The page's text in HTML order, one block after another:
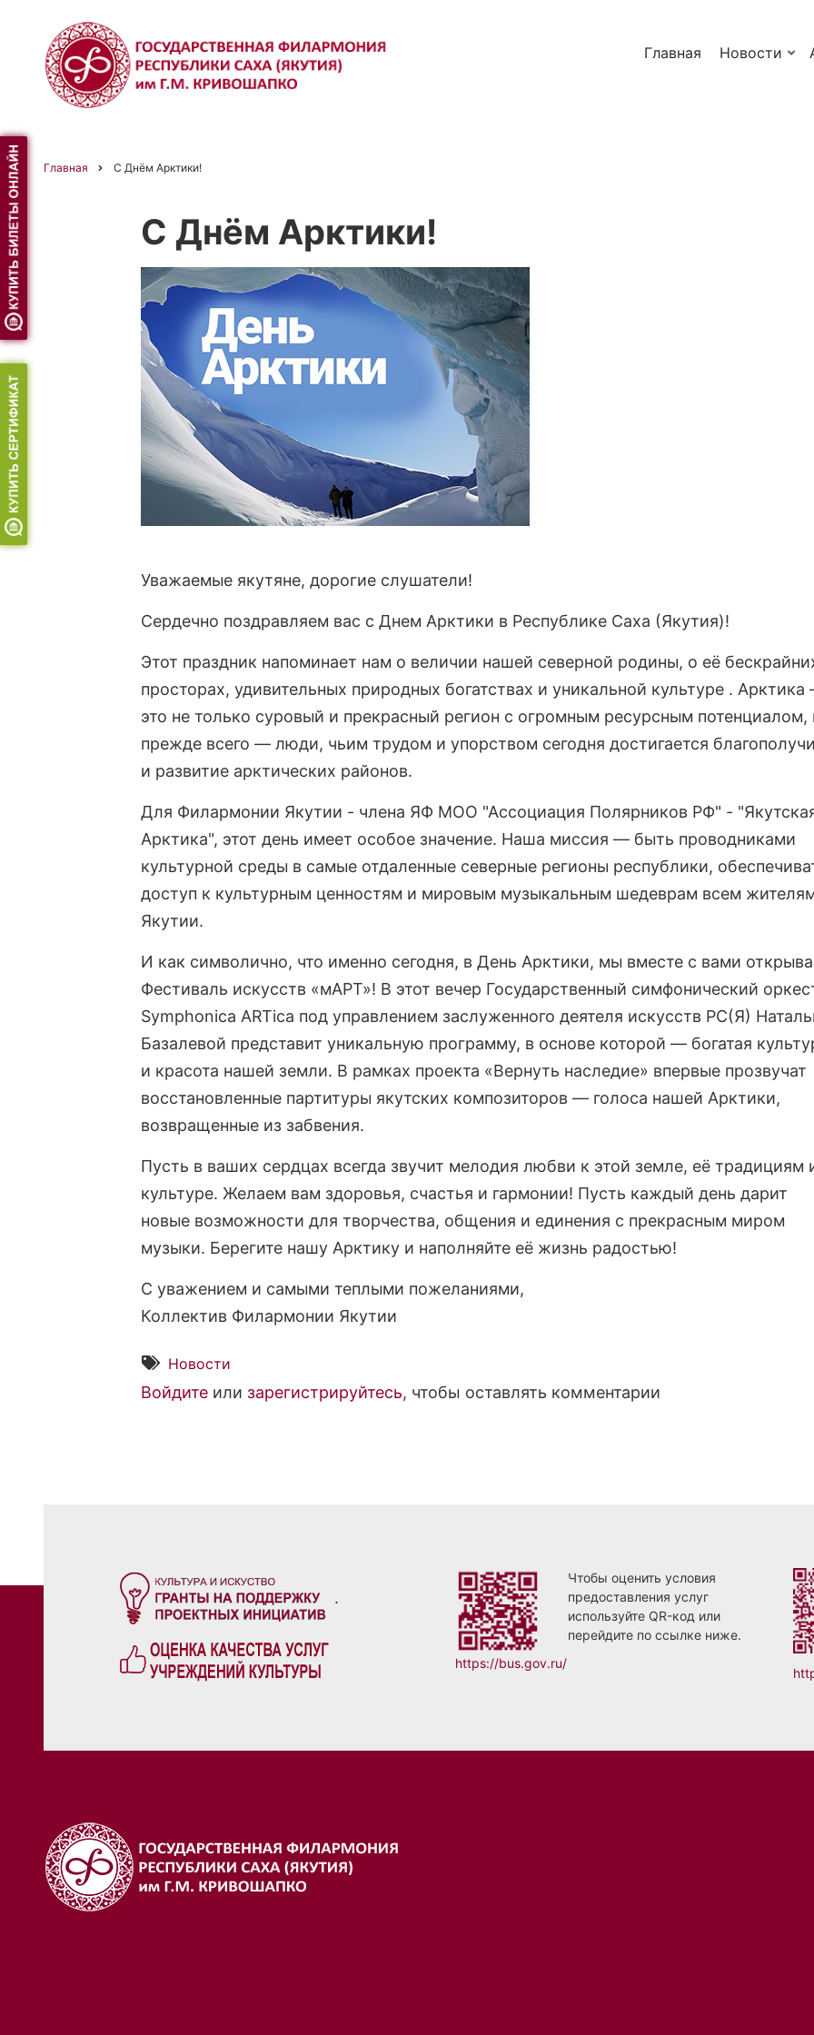
основному
содержанию
Главная Новости
навигации
Главная С Днём Арктики!
С Днём Арктики!
Уважаемые якутяне, дорогие слушатели!
Сердечно поздравляем вас с Днем Арктики в Республике Саха (Якутия)!
Этот праздник напоминает нам о величии нашей северной родины, о её
просторах, удивительных природных богатствах и уникальной культуре .
это не только суровый и прекрасный регион с огромным ресурсным потенциалом,
прежде всего — люди, чьим трудом и упорством сегодня достигается
и развитие арктических районов.
Для Филармонии Якутии - члена ЯФ МОО "Ассоциация Полярников РФ" -
Арктика", этот день имеет особое значение. Наша миссия — быть проводниками
культурной среды в самые отдаленные северные регионы республики,
доступ к культурным ценностям и мировым музыкальным шедеврам всем
Якутии.
И как символично, что именно сегодня, в День Арктики, мы вместе с вами
Фестиваль искусств «мАРТ»! В этот вечер Государственный симфонический
Symphonica ARTica под управлением заслуженного деятеля искусств РС(Я)
Базалевой представит уникальную программу, в основе которой — богатая
и красота нашей земли. В рамках проекта «Вернуть наследие» впервые прозвучат
восстановленные партитуры якутских композиторов — голоса нашей Арктики,
возвращенные из забвения.
Пусть в ваших сердцах всегда звучит мелодия любви к этой земле, её традициям
культуре. Желаем вам здоровья, счастья и гармонии! Пусть каждый день дарит
новые возможности для творчества, общения и единения с прекрасным миром
музыки. Берегите нашу Арктику и наполняйте её жизнь радостью!
С уважением и самыми теплыми пожеланиями,
Коллектив Филармонии Якутии
Новости
Войдитеили зарегистрируйтесь, чтобы оставлять комментарии
.
Чтобы оценить условия
предоставления услуг
используйте QR-код или
перейдите по ссылке ниже.
https://bus.gov.ru/